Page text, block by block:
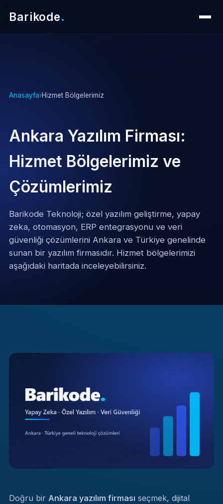
Barikode.
Anasayfa›Hizmet Bölgelerimiz
Ankara Yazılım Firması:
Hizmet Bölgelerimiz ve
Çözümlerimiz
Barikode Teknoloji; özel yazılım geliştirme, yapay
zeka, otomasyon, ERP entegrasyonu ve veri
güvenliği çözümlerini Ankara ve Türkiye genelinde
sunan bir yazılım firmasıdır. Hizmet bölgelerimizi
aşağıdaki haritada inceleyebilirsiniz.
Doğru bir Ankara yazılım firması seçmek, dijital